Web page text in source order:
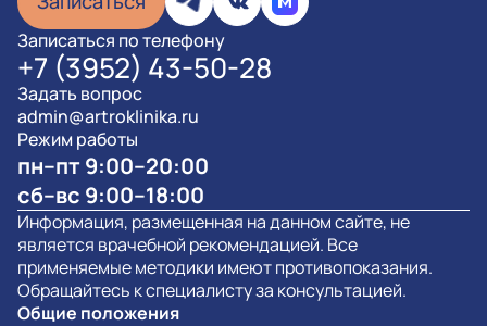
Записаться по телефону
+7 (3952) 43-50-28
Задать вопрос
admin@artroklinika.ru
Режим работы
пн–пт 9:00–20:00
сб–вс 9:00–18:00
Информация, размещенная на данном сайте, не
является врачебной рекомендацией. Все
применяемые методики имеют противопоказания.
Обращайтесь к специалисту за консультацией.
Общие положения